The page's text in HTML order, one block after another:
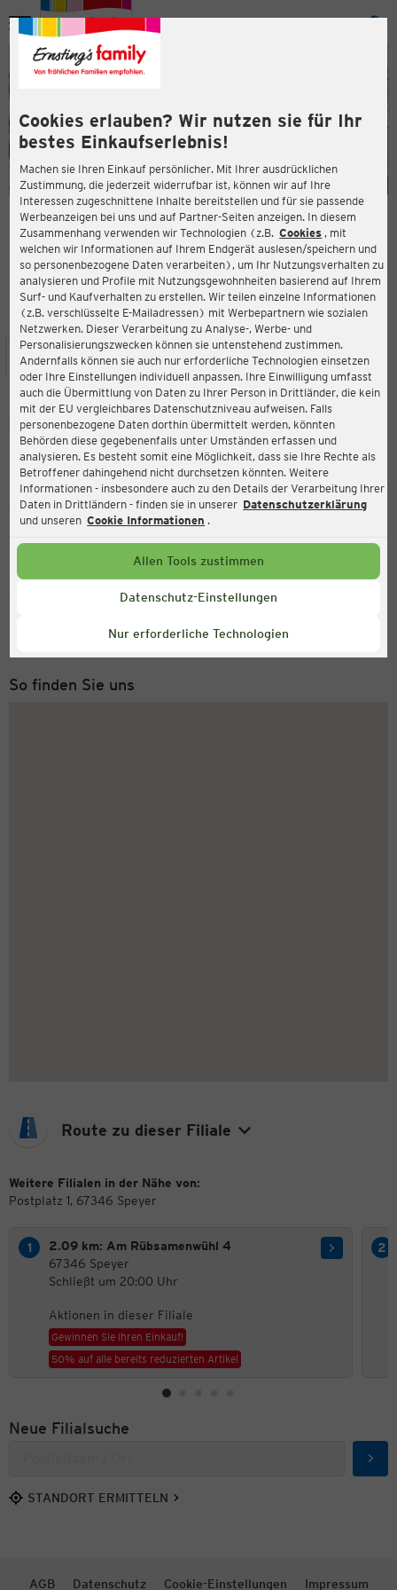
Cookies erlauben? Wir nutzen sie für Ihr
bestes Einkaufserlebnis!
Machen sie Ihren Einkauf persönlicher. Mit Ihrer ausdrücklichen
Zustimmung, die jederzeit widerrufbar ist, können wir auf Ihre
Interessen zugeschnittene Inhalte bereitstellen und für sie passende
Werbeanzeigen bei uns und auf Partner-Seiten anzeigen. In diesem
Zusammenhang verwenden wir Technologien (z.B. Cookies , mit
welchen wir Informationen auf Ihrem Endgerät auslesen/speichern und
so personenbezogene Daten verarbeiten), um Ihr Nutzungsverhalten zu
analysieren und Profile mit Nutzungsgewohnheiten basierend auf Ihrem
Surf- und Kaufverhalten zu erstellen. Wir teilen einzelne Informationen
(z.B. verschlüsselte E-Mailadressen) mit Werbepartnern wie sozialen
Netzwerken. Dieser Verarbeitung zu Analyse-, Werbe- und
Personalisierungszwecken können sie untenstehend zustimmen.
Andernfalls können sie auch nur erforderliche Technologien einsetzen
oder Ihre Einstellungen individuell anpassen. Ihre Einwilligung umfasst
auch die Übermittlung von Daten zu Ihrer Person in Drittländer, die kein
mit der EU vergleichbares Datenschutzniveau aufweisen. Falls
personenbezogene Daten dorthin übermittelt werden, könnten
Behörden diese gegebenenfalls unter Umständen erfassen und
analysieren. Es besteht somit eine Möglichkeit, dass sie Ihre Rechte als
Betroffener dahingehend nicht durchsetzen könnten. Weitere
Informationen - insbesondere auch zu den Details der Verarbeitung Ihrer
Daten in Drittländern - finden sie in unserer Datenschutzerklärung
und unseren Cookie Informationen .
Allen Tools zustimmen
Datenschutz-Einstellungen
Nur erforderliche Technologien
Menü
ERNSTING'S FAMILY FILIALE
Postplatz 1
67346 Speyer
4,4
Bewertung:
STANDORT SERVICES SORTIMENT AKTIONEN
Ernsting's family
Postplatz 1, 67346 Speyer
Aktuell:
Geöffnet
Service Hotline
Montag bis Freitag 8-18 Uhr
So finden Sie uns
Route zu dieser Filiale
Weitere Filialen in der Nähe von:
Postplatz 1, 67346 Speyer
2.09 km: Am Rübsamenwühl 4
67346 Speyer
Schließt um 20:00 Uhr
Aktionen in dieser Filiale
Gewinnen Sie Ihren Einkauf!
50% auf alle bereits reduzierten Artikel
Neue Filialsuche
STANDORT ERMITTELN
AGB Datenschutz Cookie-Einstellungen Impressum